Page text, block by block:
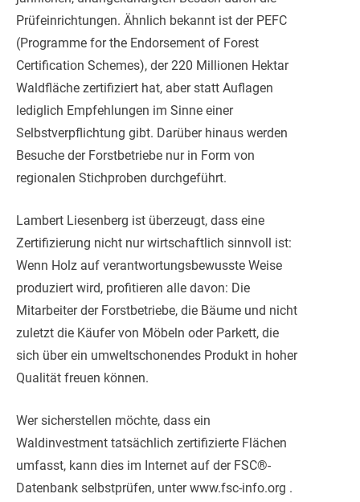
Prüfeinrichtungen. Ähnlich bekannt ist der PEFC
(Programme for the Endorsement of Forest
Certification Schemes), der 220 Millionen Hektar
Waldfläche zertifiziert hat, aber statt Auflagen
lediglich Empfehlungen im Sinne einer
Selbstverpflichtung gibt. Darüber hinaus werden
Besuche der Forstbetriebe nur in Form von
regionalen Stichproben durchgeführt.
Lambert Liesenberg ist überzeugt, dass eine
Zertifizierung nicht nur wirtschaftlich sinnvoll ist:
Wenn Holz auf verantwortungsbewusste Weise
produziert wird, profitieren alle davon: Die
Mitarbeiter der Forstbetriebe, die Bäume und nicht
zuletzt die Käufer von Möbeln oder Parkett, die
sich über ein umweltschonendes Produkt in hoher
Qualität freuen können.
Wer sicherstellen möchte, dass ein
Waldinvestment tatsächlich zertifizierte Flächen
umfasst, kann dies im Internet auf der FSC®-
Datenbank selbstprüfen, unter www.fsc-info.org .